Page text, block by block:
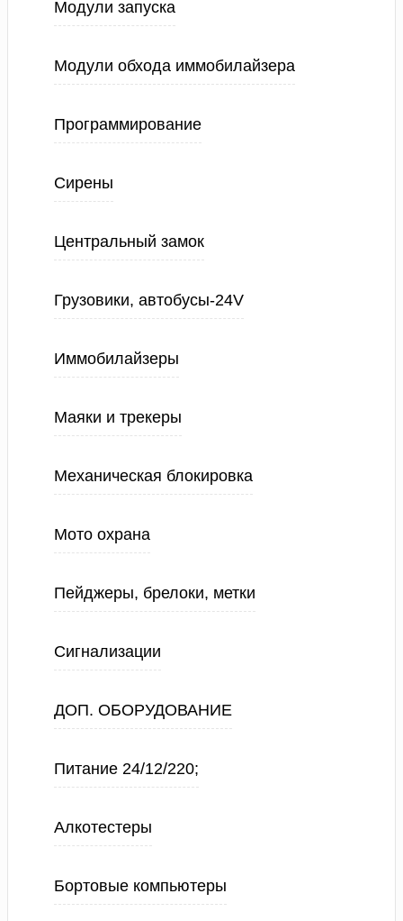
Модули запуска
Модули обхода иммобилайзера
Программирование
Сирены
Центральный замок
Грузовики, автобусы-24V
Иммобилайзеры
Маяки и трекеры
Механическая блокировка
Мото охрана
Пейджеры, брелоки, метки
Сигнализации
ДОП. ОБОРУДОВАНИЕ
Питание 24/12/220;
Алкотестеры
Бортовые компьютеры